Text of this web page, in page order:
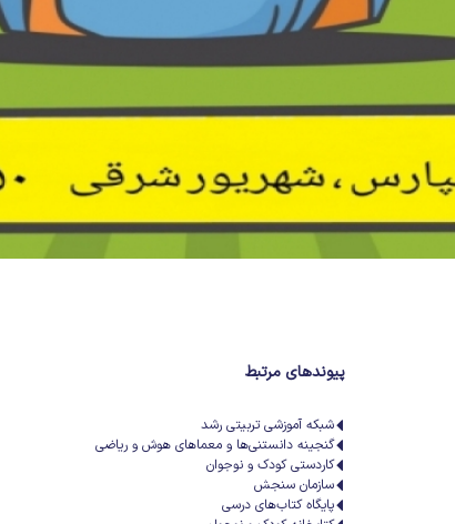
پیوندهای مرتبط
شبکه آموزشی تربیتی رشد
گنجینه دانستنی‌ها و معماهای هوش و ریاضی
کاردستی کودک و نوجوان
سازمان سنجش
پایگاه کتاب‌های درسی